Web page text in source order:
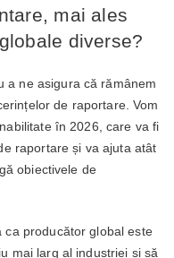
mai ales
diverse?
a ne asigura că rămânem
de raportare. Vom
în 2026, care va fi
raportare și va ajuta atât
obiectivele de
ca producător global este
mai larg al industriei și să